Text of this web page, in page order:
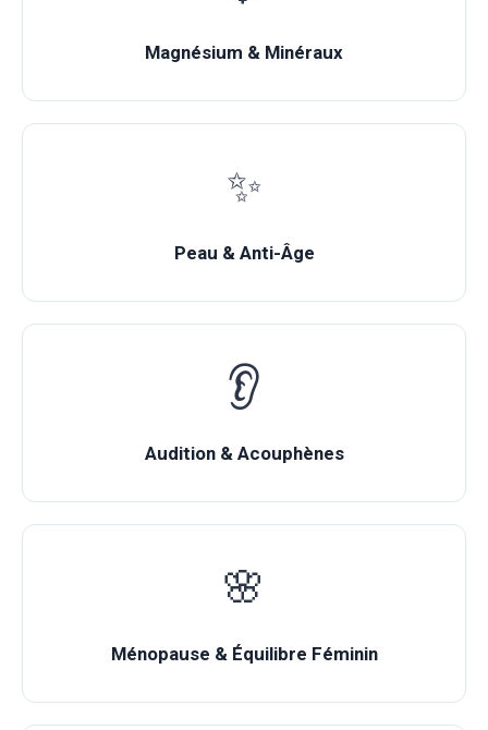
Magnésium & Minéraux
✨
Peau & Anti-Âge
👂
Audition & Acouphènes
🌸
Ménopause & Équilibre Féminin